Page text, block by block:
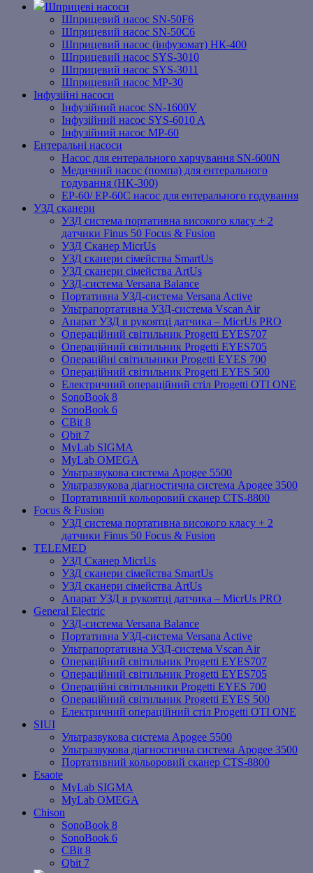
Шприцеві насоси
Шприцевий насос SN-50F6
Шприцевий насос SN-50C6
Шприцевий насос (інфузомат) НК-400
Шприцевий насос SYS-3010
Шприцевий насос SYS-3011
Шприцевий насос MP-30
Інфузійні насоси
Інфузійний насос SN-1600V
Інфузійний насос SYS-6010 A
Інфузійний насос MP-60
Ентеральні насоси
Насос для ентерального харчування SN-600N
Медичний насос (помпа) для ентерального
годування (HK-300)
EP-60/ EP-60C насос для ентерального годування
УЗД сканери
УЗД система портативна високого класу + 2
датчики Finus 50 Focus & Fusion
УЗД Сканер MicrUs
УЗД сканери сімейства SmartUs
УЗД сканери сімейства ArtUs
УЗД-система Versana Balance
Портативна УЗД-система Versana Active
Ультрапортативна УЗД-система Vscan Air
Апарат УЗД в рукоятці датчика – MicrUs PRO
Операційний світильник Progetti EYES707
Операційний світильник Progetti EYES705
Операційні світильники Progetti EYES 700
Операційний світильник Progetti EYES 500
Електричний операційний стіл Progetti OTI ONE
SonoBook 8
SonoBook 6
СBit 8
Qbit 7
MyLab SIGMA
MyLab OMEGA
Ультразвукова система Apogee 5500
Ультразвукова діагностична система Apogee 3500
Портативний кольоровий сканер CTS-8800
Focus & Fusion
УЗД система портативна високого класу + 2
датчики Finus 50 Focus & Fusion
TELEMED
УЗД Сканер MicrUs
УЗД сканери сімейства SmartUs
УЗД сканери сімейства ArtUs
Апарат УЗД в рукоятці датчика – MicrUs PRO
General Electric
УЗД-система Versana Balance
Портативна УЗД-система Versana Active
Ультрапортативна УЗД-система Vscan Air
Операційний світильник Progetti EYES707
Операційний світильник Progetti EYES705
Операційні світильники Progetti EYES 700
Операційний світильник Progetti EYES 500
Електричний операційний стіл Progetti OTI ONE
SIUI
Ультразвукова система Apogee 5500
Ультразвукова діагностична система Apogee 3500
Портативний кольоровий сканер CTS-8800
Esaote
MyLab SIGMA
MyLab OMEGA
Chison
SonoBook 8
SonoBook 6
СBit 8
Qbit 7